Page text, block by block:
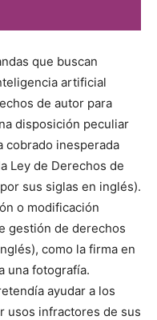
que buscan
artificial
de autor para
disposición peculiar
cobrado inesperada
Ley de Derechos de
sus siglas en inglés).
o modificación
gestión de derechos
como la firma en
una fotografía.
ayudar a los
usos infractores de sus